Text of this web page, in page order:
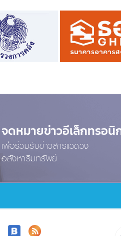
จดหมายข่าวอีเล็กทรอนิ
เพื่อร่วมรับข่าวสารแวดวง
อสังหาริมทรัพย์